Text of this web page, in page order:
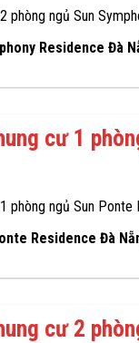
phòng ngủ Sun
Residence Đà
cư 1
phòng ngủ Sun Ponte
Residence Đà
cư 2